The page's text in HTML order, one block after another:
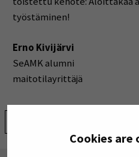
Cookies are
työstäminen!
Erno Kivijärvi
SeAMK alumni
maitotilayrittäjä